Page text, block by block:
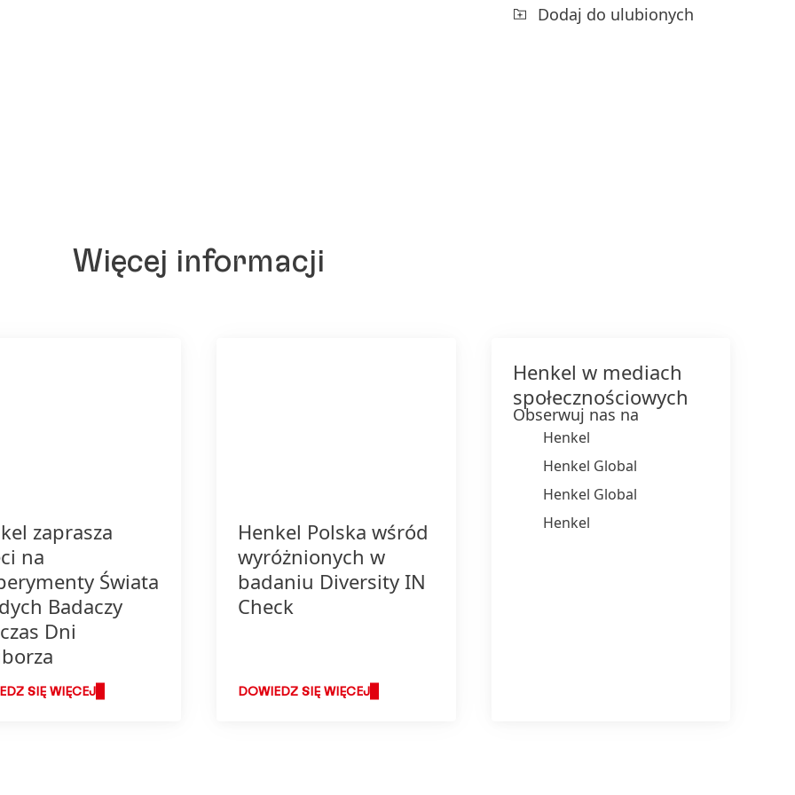
Dodaj do ulubionych
Więcej informacji
zaprasza
na
Świata
Badaczy
Dni
SIĘ WIĘCEJ
Henkel Polska wśród
wyróżnionych w
badaniu Diversity IN
Check
DOWIEDZ SIĘ WIĘCEJ
Henkel w mediach
społecznościowych
Obserwuj nas na
Henkel
Henkel Global
Henkel Global
Henkel